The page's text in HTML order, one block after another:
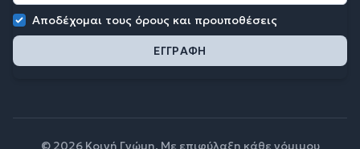
Αποδέχομαι τους όρους και προυποθέσεις
© 2026 Κοινή Γνώμη. Με επιφύλαξη κάθε νόμιμου